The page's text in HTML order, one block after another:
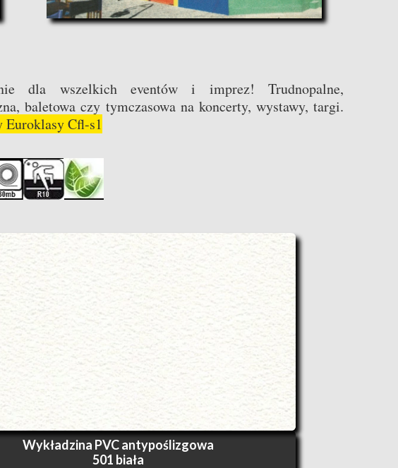
dla wszelkich eventów i imprez! Trudnopalne,
baletowa czy tymczasowa na koncerty, wystawy, targi.
Euroklasy Cfl-s1
Wykładzina PVC antypoślizgowa
501 biała